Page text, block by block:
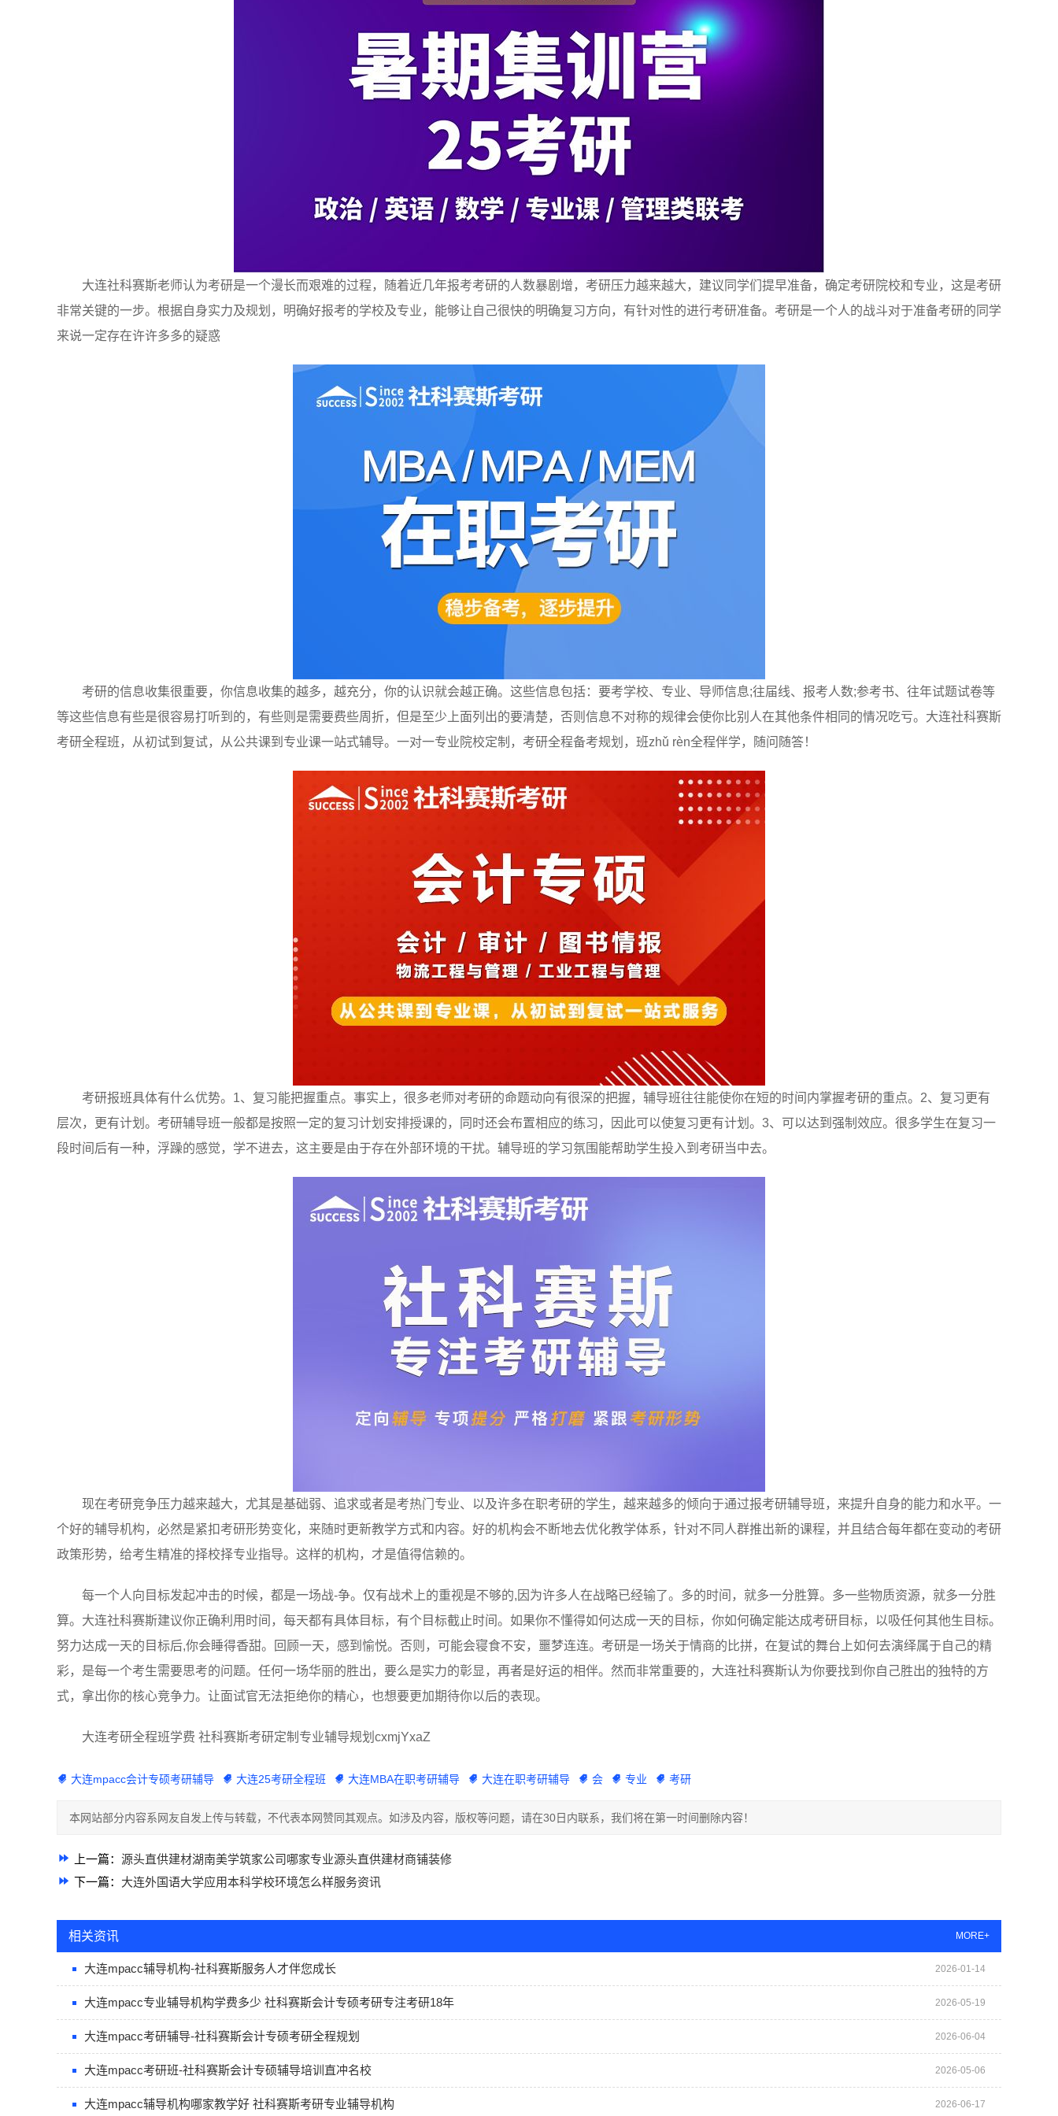
大连社科赛斯老师认为考研是一个漫长而艰难的过程，随着近几年报考考研的人数暴剧增，考研压力越来越大，建议同学们提早准备，确定考研院校和专业，这是考研
非常关键的一步。根据自身实力及规划，明确好报考的学校及专业，能够让自己很快的明确复习方向，有针对性的进行考研准备。考研是一个人的战斗对于准备考研的同学
来说一定存在许许多多的疑惑
考研的信息收集很重要，你信息收集的越多，越充分，你的认识就会越正确。这些信息包括：要考学校、专业、导师信息;往届线、报考人数;参考书、往年试题试卷等
等这些信息有些是很容易打听到的，有些则是需要费些周折，但是至少上面列出的要清楚，否则信息不对称的规律会使你比别人在其他条件相同的情况吃亏。大连社科赛斯
考研全程班，从初试到复试，从公共课到专业课一站式辅导。一对一专业院校定制，考研全程备考规划，班zhǔ rèn全程伴学，随问随答！
考研报班具体有什么优势。1、复习能把握重点。事实上，很多老师对考研的命题动向有很深的把握，辅导班往往能使你在短的时间内掌握考研的重点。2、复习更有
层次，更有计划。考研辅导班一般都是按照一定的复习计划安排授课的，同时还会布置相应的练习，因此可以使复习更有计划。3、可以达到强制效应。很多学生在复习一
段时间后有一种，浮躁的感觉，学不进去，这主要是由于存在外部环境的干扰。辅导班的学习氛围能帮助学生投入到考研当中去。
现在考研竞争压力越来越大，尤其是基础弱、追求或者是考热门专业、以及许多在职考研的学生，越来越多的倾向于通过报考研辅导班，来提升自身的能力和水平。一
个好的辅导机构，必然是紧扣考研形势变化，来随时更新教学方式和内容。好的机构会不断地去优化教学体系，针对不同人群推出新的课程，并且结合每年都在变动的考研
政策形势，给考生精准的择校择专业指导。这样的机构，才是值得信赖的。
每一个人向目标发起冲击的时候，都是一场战-争。仅有战术上的重视是不够的,因为许多人在战略已经输了。多的时间，就多一分胜算。多一些物质资源，就多一分胜
算。大连社科赛斯建议你正确利用时间，每天都有具体目标，有个目标截止时间。如果你不懂得如何达成一天的目标，你如何确定能达成考研目标，以吸任何其他生目标。
努力达成一天的目标后,你会睡得香甜。回顾一天，感到愉悦。否则，可能会寝食不安，噩梦连连。考研是一场关于情商的比拼，在复试的舞台上如何去演绎属于自己的精
彩，是每一个考生需要思考的问题。任何一场华丽的胜出，要么是实力的彰显，再者是好运的相伴。然而非常重要的，大连社科赛斯认为你要找到你自己胜出的独特的方
式，拿出你的核心竞争力。让面试官无法拒绝你的精心，也想要更加期待你以后的表现。
大连考研全程班学费 社科赛斯考研定制专业辅导规划cxmjYxaZ
大连mpacc会计专硕考研辅导 大连25考研全程班 大连MBA在职考研辅导 大连在职考研辅导 会 专业 考研
本网站部分内容系网友自发上传与转载，不代表本网赞同其观点。如涉及内容，版权等问题，请在30日内联系，我们将在第一时间删除内容！
上一篇： 源头直供建材湖南美学筑家公司哪家专业源头直供建材商铺装修
下一篇： 大连外国语大学应用本科学校环境怎么样服务资讯
相关资讯 MORE+
大连mpacc辅导机构-社科赛斯服务人才伴您成长 2026-01-14
大连mpacc专业辅导机构学费多少 社科赛斯会计专硕考研专注考研18年 2026-05-19
大连mpacc考研辅导-社科赛斯会计专硕考研全程规划 2026-06-04
大连mpacc考研班-社科赛斯会计专硕辅导培训直冲名校 2026-05-06
大连mpacc辅导机构哪家教学好 社科赛斯考研专业辅导机构 2026-06-17